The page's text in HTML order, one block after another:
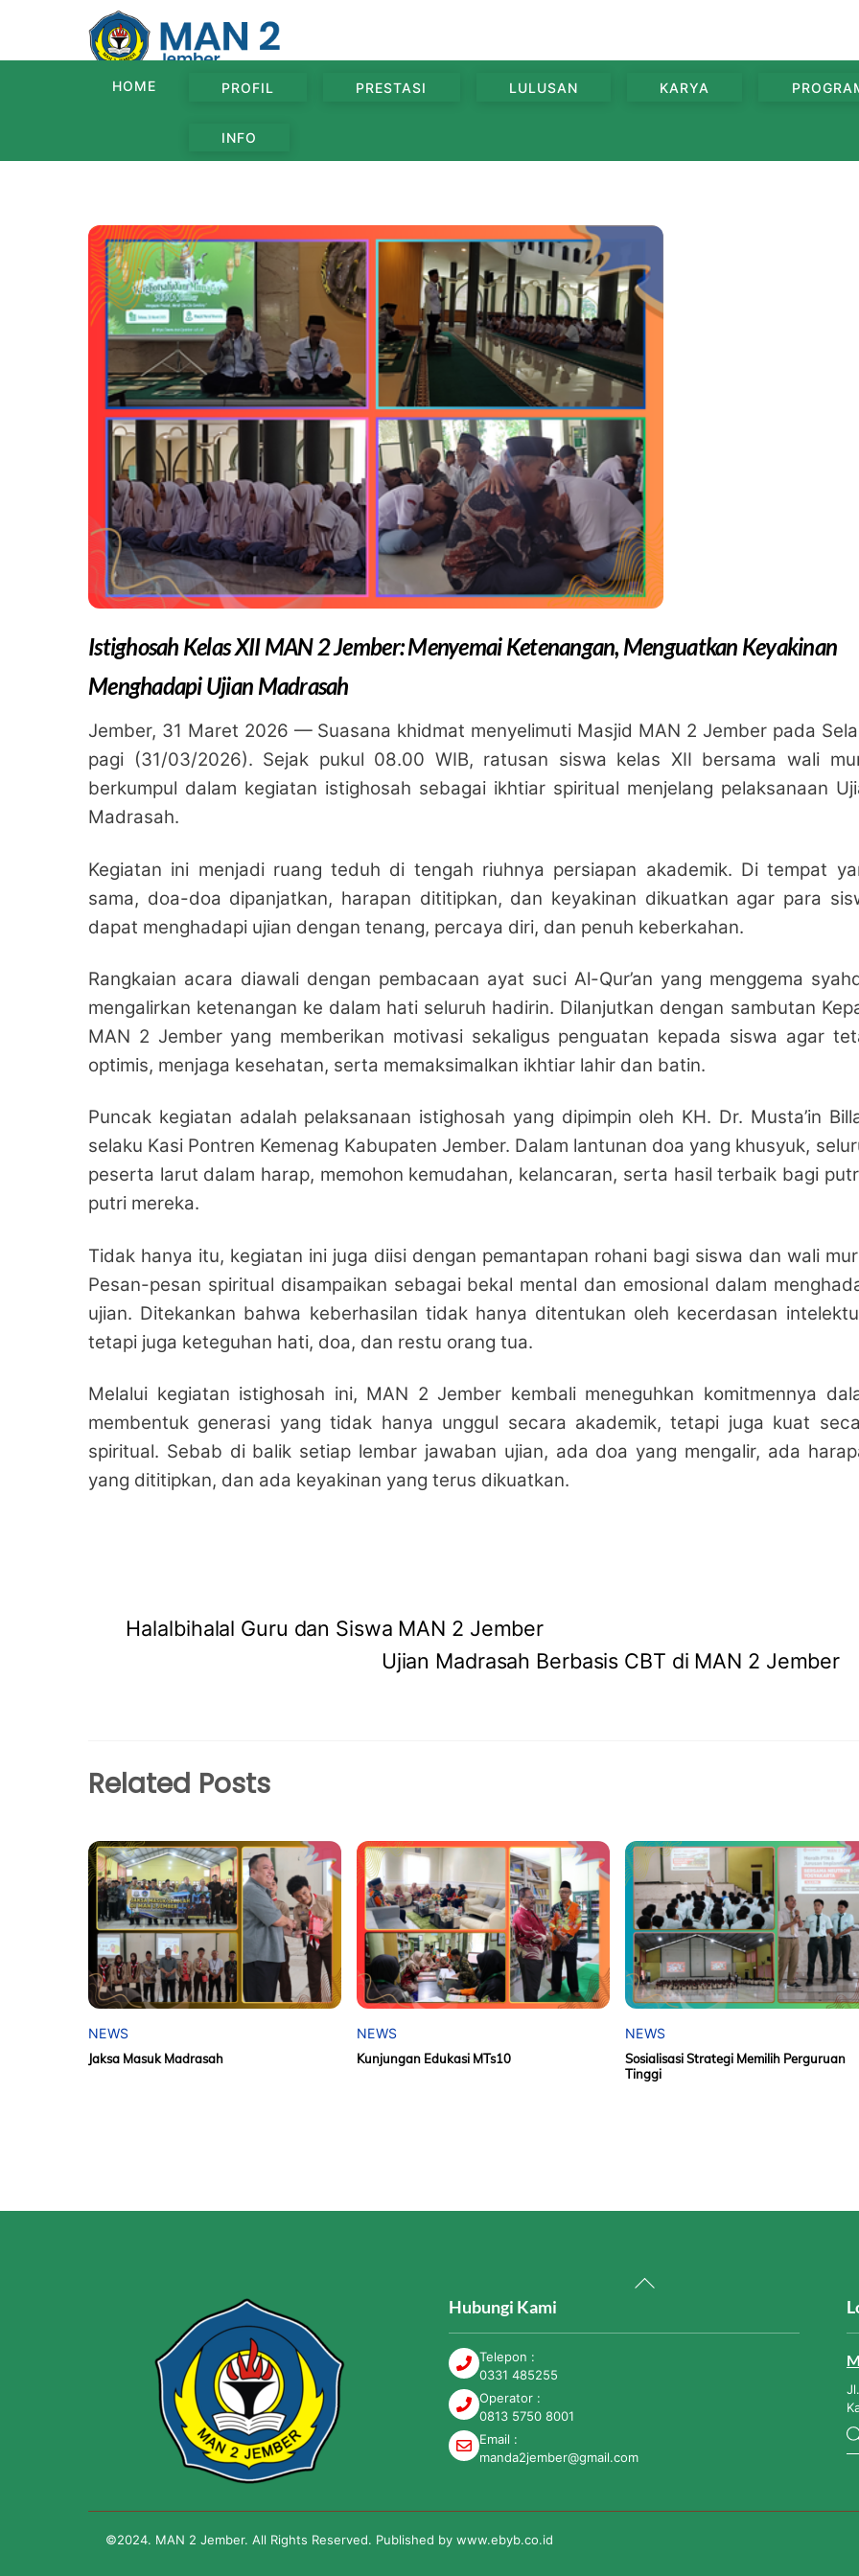
HOME PROFIL PRESTASI LULUSAN KARYA
INFO
Istighosah Kelas XII MAN 2 Jember: Menyemai Ketenangan, Menguatkan Keyakinan
Menghadapi Ujian Madrasah
Jember, 31 Maret 2026 — Suasana khidmat menyelimuti Masjid MAN 2 Jember pada
pagi (31/03/2026). Sejak pukul 08.00 WIB, ratusan siswa kelas XII bersama wali
berkumpul dalam kegiatan istighosah sebagai ikhtiar spiritual menjelang pelaksanaan
Madrasah.
Kegiatan ini menjadi ruang teduh di tengah riuhnya persiapan akademik. Di tempat
sama, doa-doa dipanjatkan, harapan dititipkan, dan keyakinan dikuatkan agar para
dapat menghadapi ujian dengan tenang, percaya diri, dan penuh keberkahan.
Rangkaian acara diawali dengan pembacaan ayat suci Al-Qur’an yang menggema
mengalirkan ketenangan ke dalam hati seluruh hadirin. Dilanjutkan dengan sambutan
MAN 2 Jember yang memberikan motivasi sekaligus penguatan kepada siswa agar
optimis, menjaga kesehatan, serta memaksimalkan ikhtiar lahir dan batin.
Puncak kegiatan adalah pelaksanaan istighosah yang dipimpin oleh KH. Dr. Musta’in
selaku Kasi Pontren Kemenag Kabupaten Jember. Dalam lantunan doa yang khusyuk,
peserta larut dalam harap, memohon kemudahan, kelancaran, serta hasil terbaik bagi
putri mereka.
Tidak hanya itu, kegiatan ini juga diisi dengan pemantapan rohani bagi siswa dan wali
Pesan-pesan spiritual disampaikan sebagai bekal mental dan emosional dalam
ujian. Ditekankan bahwa keberhasilan tidak hanya ditentukan oleh kecerdasan
tetapi juga keteguhan hati, doa, dan restu orang tua.
Melalui kegiatan istighosah ini, MAN 2 Jember kembali meneguhkan komitmennya
membentuk generasi yang tidak hanya unggul secara akademik, tetapi juga kuat
spiritual. Sebab di balik setiap lembar jawaban ujian, ada doa yang mengalir, ada
yang dititipkan, dan ada keyakinan yang terus dikuatkan.
Halalbihalal Guru dan Siswa MAN 2 Jember
Ujian Madrasah Berbasis CBT di MAN 2 Jember
Related Posts
NEWS
Jaksa Masuk Madrasah
NEWS
Kunjungan Edukasi MTs10
NEWS
Sosialisasi Strategi Memilih Perguruan
Tinggi
Back
To
Hubungi Kami
Telepon :
0331 485255
Operator :
0813 5750 8001
Email :
manda2jember@gmail.com
©2024. MAN 2 Jember. All Rights Reserved. Published by www.ebyb.co.id